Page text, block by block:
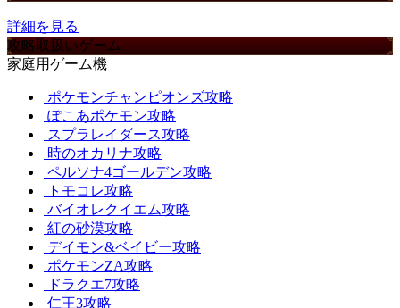
詳細を見る
攻略取扱いゲーム
家庭用ゲーム機
ポケモンチャンピオンズ攻略
ぽこあポケモン攻略
スプラレイダース攻略
時のオカリナ攻略
ペルソナ4ゴールデン攻略
トモコレ攻略
バイオレクイエム攻略
紅の砂漠攻略
デイモン&ベイビー攻略
ポケモンZA攻略
ドラクエ7攻略
仁王3攻略